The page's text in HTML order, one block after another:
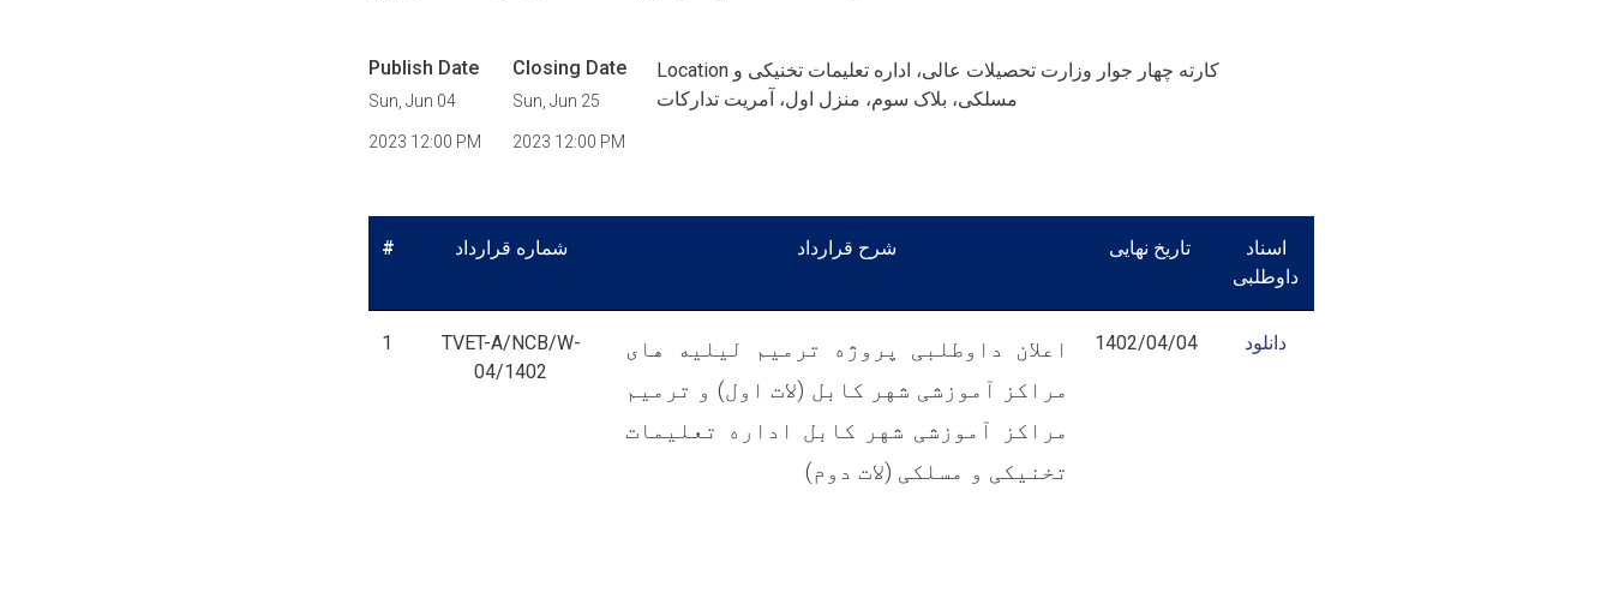
Publish Date
Sun, Jun 04
2023 12:00 PM
Closing Date
Sun, Jun 25
2023 12:00 PM
Location کارته چهار جوار وزارت تحصیلات عالی، اداره تعلیمات تخنیکی و
مسلکی، بلاک سوم، منزل اول، آمریت تدارکات
# شماره قرارداد شرح قرارداد تاریخ نهایی
اسناد
داوطلبی
1
TVET-A/NCB/W-
04/1402
اعلان داوطلبی پروژه ترمیم لیلیه های
مراکز آموزشی شهر کابل (لات اول) و ترمیم
مراکز آموزشی شهر کابل اداره تعلیمات
تخنیکی و مسلکی (لات دوم)
1402/04/04 دانلود